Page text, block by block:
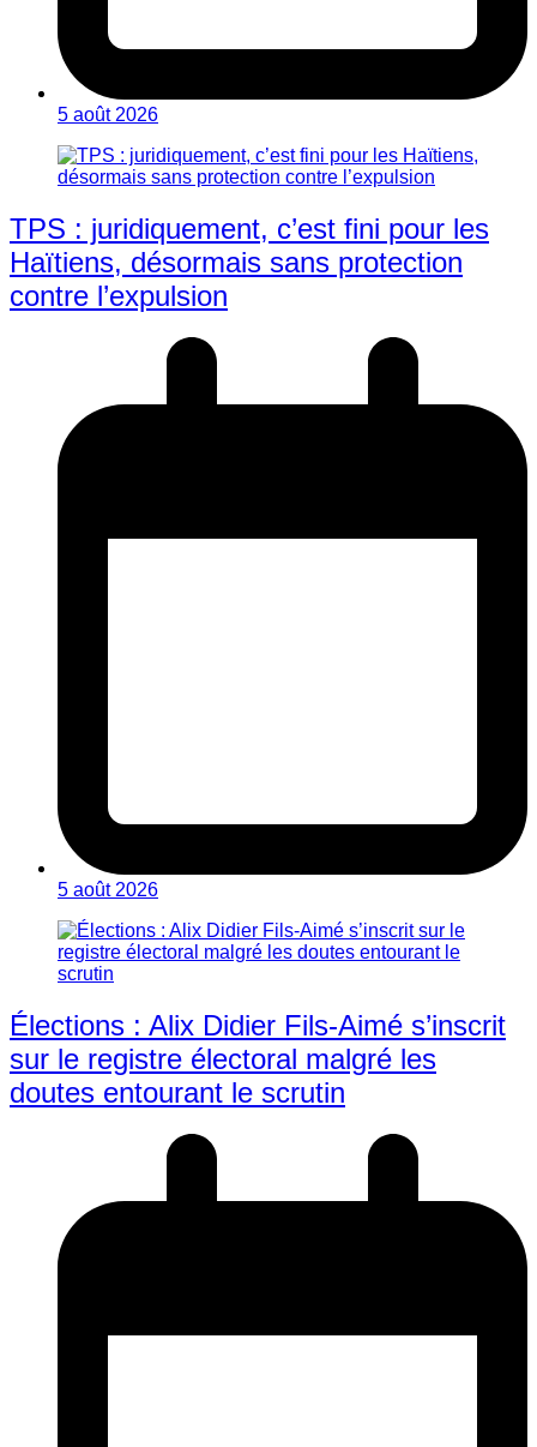
5 août 2026
TPS : juridiquement, c’est fini pour les
Haïtiens, désormais sans protection
contre l’expulsion
5 août 2026
Élections : Alix Didier Fils-Aimé s’inscrit
sur le registre électoral malgré les
doutes entourant le scrutin